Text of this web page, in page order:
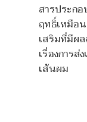
สารประก
ฤทธิ์เหมือ
เสริมที่มีผ
เรื่องการ
เส้นผม